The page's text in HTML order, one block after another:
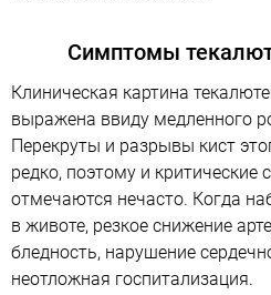
Симптомы
Клиническая картина
выражена ввиду медленного
Перекруты и разрывы кист
редко, поэтому и критические
отмечаются нечасто. Когда
в животе, резкое снижение
бледность, нарушение
неотложная госпитализация.